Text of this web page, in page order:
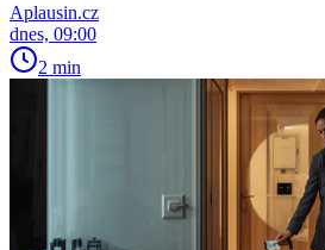
Aplausin.cz
dnes, 09:00
2 min